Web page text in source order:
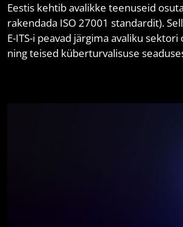
Eestis kehtib avalikke teenuseid
rakendada ISO 27001 standardit).
E-ITS-i peavad järgima avaliku
ning teised küberturvalisuse